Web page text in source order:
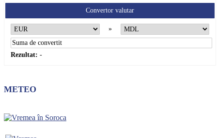
Convertor valutar
»
Rezultat: -
METEO